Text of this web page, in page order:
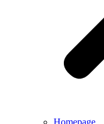
Homepage